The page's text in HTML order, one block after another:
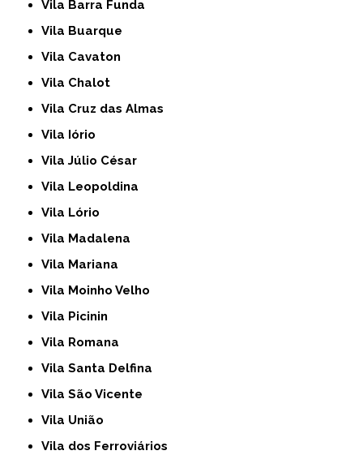
Vila Barra Funda
Vila Buarque
Vila Cavaton
Vila Chalot
Vila Cruz das Almas
Vila Iório
Vila Júlio César
Vila Leopoldina
Vila Lório
Vila Madalena
Vila Mariana
Vila Moinho Velho
Vila Picinin
Vila Romana
Vila Santa Delfina
Vila São Vicente
Vila União
Vila dos Ferroviários